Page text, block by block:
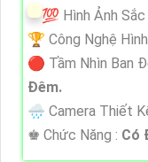
💯 Hình Ảnh Sắc
🏆 Công Nghệ
🔴 Tầm Nhìn Ban
Ðêm.
🌧️ Camera Thiết
️♚ Chức Năng : Có